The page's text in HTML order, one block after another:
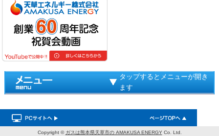
タップするとメニューが開き
ます
Copyright © ガスは熊本県天草市の AMAKUSA ENERGYCo. Ltd.